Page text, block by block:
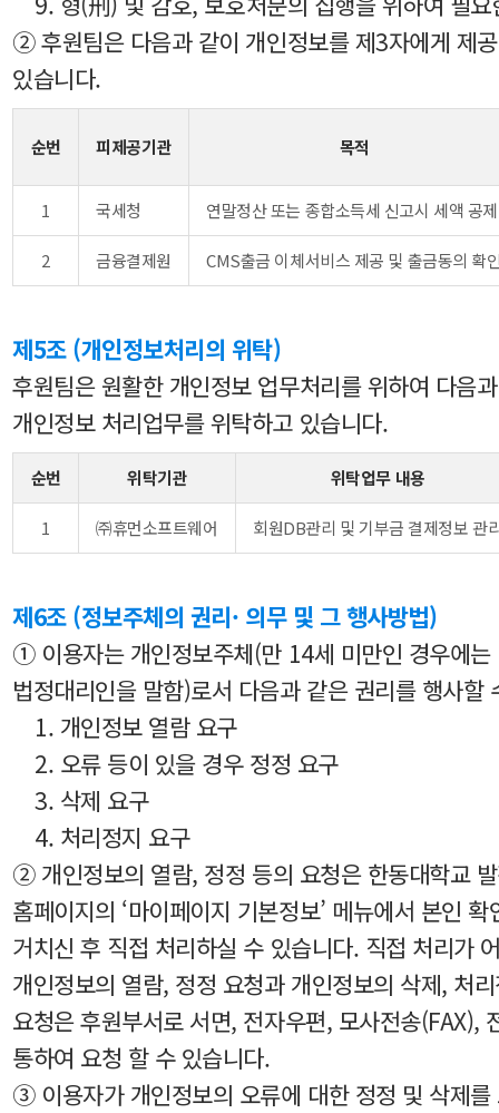
② 후원팀은 다음과 같이 개인정보를 제3자에게 제
있습니다.
순번 피제공기관 목적
1 국세청 연말정산 또는 종합소득세 신고시 세액 공제
2 금융결제원 CMS출금 이체서비스 제공 및 출금동의 확
제5조 (개인정보처리의 위탁)
후원팀은 원활한 개인정보 업무처리를 위하여 다음
개인정보 처리업무를 위탁하고 있습니다.
순번 위탁기관 위탁업무 내용
1 ㈜휴먼소프트웨어 회원DB관리 및 기부금 결제정보 관
제6조 (정보주체의 권리· 의무 및 그 행사방법)
① 이용자는 개인정보주체(만 14세 미만인 경우에는
법정대리인을 말함)로서 다음과 같은 권리를 행사할
1. 개인정보 열람 요구
2. 오류 등이 있을 경우 정정 요구
3. 삭제 요구
4. 처리정지 요구
② 개인정보의 열람, 정정 등의 요청은 한동대학교
홈페이지의 ‘마이페이지 기본정보’ 메뉴에서 본인 확
거치신 후 직접 처리하실 수 있습니다. 직접 처리가
개인정보의 열람, 정정 요청과 개인정보의 삭제, 처
요청은 후원부서로 서면, 전자우편, 모사전송(FAX),
통하여 요청 할 수 있습니다.
③ 이용자가 개인정보의 오류에 대한 정정 및 삭제를